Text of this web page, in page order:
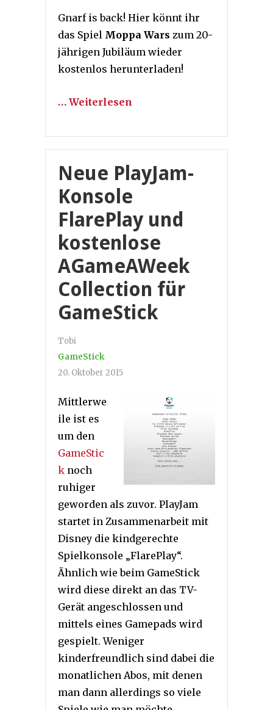
Gnarf is back! Hier könnt ihr
das Spiel Moppa Wars zum 20-
jährigen Jubiläum wieder
kostenlos herunterladen!
… Weiterlesen
Neue PlayJam-
Konsole
FlarePlay und
kostenlose
AGameAWeek
Collection für
GameStick
Tobi
GameStick
20. Oktober 2015
Mittlerwe
ile ist es
um den
GameStic
k noch
ruhiger
geworden als zuvor. PlayJam
startet in Zusammenarbeit mit
Disney die kindgerechte
Spielkonsole „FlarePlay“.
Ähnlich wie beim GameStick
wird diese direkt an das TV-
Gerät angeschlossen und
mittels eines Gamepads wird
gespielt. Weniger
kinderfreundlich sind dabei die
monatlichen Abos, mit denen
man dann allerdings so viele